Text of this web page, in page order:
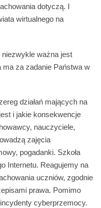
dotyczą. I
wirtualnego na
ważna jest
ma za zadanie Państwa w
działań mających na
i jakie konsekwencje
nauczyciele,
zajęcia
pogadanki. Szkoła
Internetu. Reagujemy na
uczniów, zgodnie
prawa. Pomimo
cyberprzemocy.